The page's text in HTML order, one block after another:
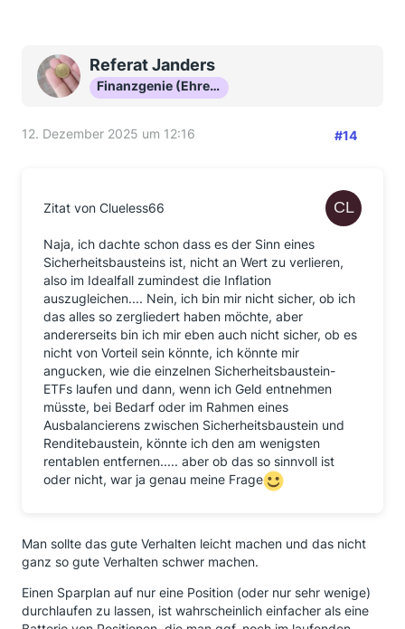
Referat Janders
Finanzgenie (Ehrenmitglied)
12. Dezember 2025 um 12:16 #14
Zitat von Clueless66
Naja, ich dachte schon dass es der Sinn eines
Sicherheitsbausteins ist, nicht an Wert zu verlieren,
also im Idealfall zumindest die Inflation
auszugleichen.... Nein, ich bin mir nicht sicher, ob ich
das alles so zergliedert haben möchte, aber
andererseits bin ich mir eben auch nicht sicher, ob es
nicht von Vorteil sein könnte, ich könnte mir
angucken, wie die einzelnen Sicherheitsbaustein-
ETFs laufen und dann, wenn ich Geld entnehmen
müsste, bei Bedarf oder im Rahmen eines
Ausbalancierens zwischen Sicherheitsbaustein und
Renditebaustein, könnte ich den am wenigsten
rentablen entfernen..... aber ob das so sinnvoll ist
oder nicht, war ja genau meine Frage
Man sollte das gute Verhalten leicht machen und das nicht
ganz so gute Verhalten schwer machen.
Einen Sparplan auf nur eine Position (oder nur sehr wenige)
durchlaufen zu lassen, ist wahrscheinlich einfacher als eine